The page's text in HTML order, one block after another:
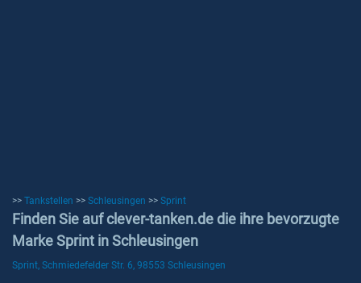
>> Tankstellen >> Schleusingen >> Sprint
Finden Sie auf clever-tanken.de die ihre bevorzugte
Marke Sprint in Schleusingen
Sprint, Schmiedefelder Str. 6, 98553 Schleusingen